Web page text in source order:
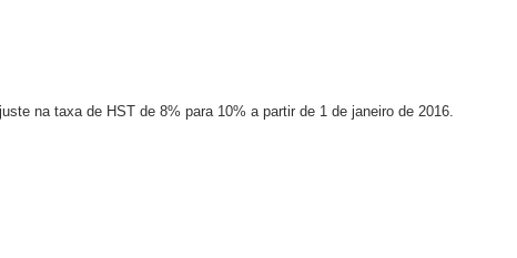
na taxa de HST de 8% para 10% a partir de 1 de janeiro de 2016.